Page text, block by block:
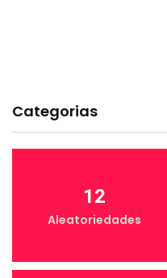
Categorias
12
Aleatoriedades